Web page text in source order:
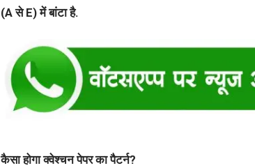
(A से E) में बांटा है.
कैसा होगा क्वेश्चन पेपर का पैटर्न?